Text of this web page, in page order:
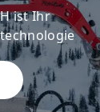
ist Ihr